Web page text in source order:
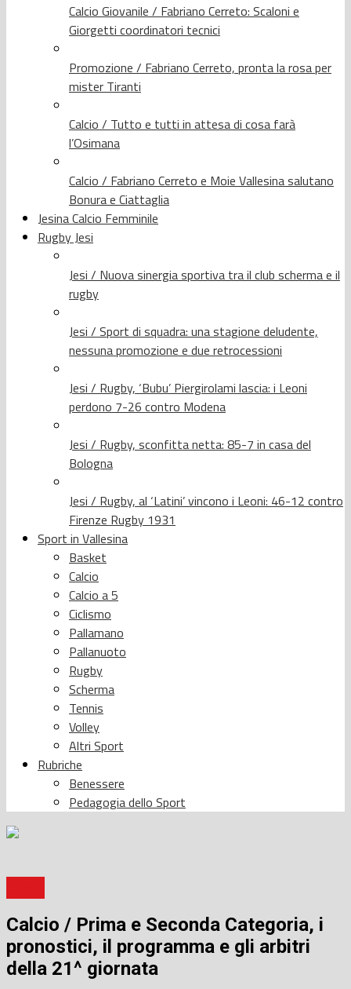
Calcio Giovanile / Fabriano Cerreto: Scaloni e
Giorgetti coordinatori tecnici
Promozione / Fabriano Cerreto, pronta la rosa per
mister Tiranti
Calcio / Tutto e tutti in attesa di cosa farà
l’Osimana
Calcio / Fabriano Cerreto e Moie Vallesina salutano
Bonura e Ciattaglia
Jesina Calcio Femminile
Rugby Jesi
Jesi / Nuova sinergia sportiva tra il club scherma e il
rugby
Jesi / Sport di squadra: una stagione deludente,
nessuna promozione e due retrocessioni
Jesi / Rugby, ‘Bubu’ Piergirolami lascia: i Leoni
perdono 7-26 contro Modena
Jesi / Rugby, sconfitta netta: 85-7 in casa del
Bologna
Jesi / Rugby, al ‘Latini’ vincono i Leoni: 46-12 contro
Firenze Rugby 1931
Sport in Vallesina
Basket
Calcio
Calcio a 5
Ciclismo
Pallamano
Pallanuoto
Rugby
Scherma
Tennis
Volley
Altri Sport
Rubriche
Benessere
Pedagogia dello Sport
Calcio / Prima e Seconda Categoria, i
pronostici, il programma e gli arbitri
della 21^ giornata